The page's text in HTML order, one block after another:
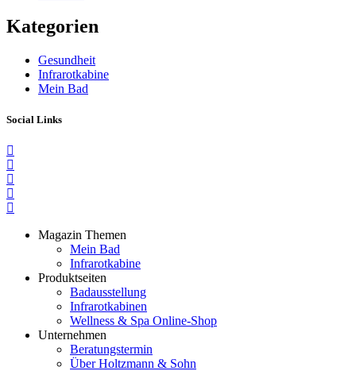
Kategorien
Gesundheit
Infrarotkabine
Mein Bad
Social Links
Magazin Themen
Mein Bad
Infrarotkabine
Produktseiten
Badausstellung
Infrarotkabinen
Wellness & Spa Online-Shop
Unternehmen
Beratungstermin
Über Holtzmann & Sohn